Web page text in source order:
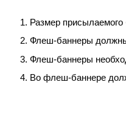
Размер
Флеш-баннеры
Флеш-баннеры
Во флеш-баннере